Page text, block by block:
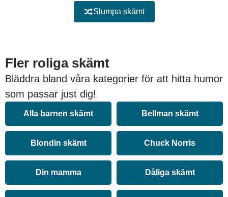
Slumpa skämt
Fler roliga skämt
Bläddra bland våra kategorier för att hitta humor
som passar just dig!
Alla barnen skämt Bellman skämt
Blondin skämt Chuck Norris
Din mamma Dåliga skämt